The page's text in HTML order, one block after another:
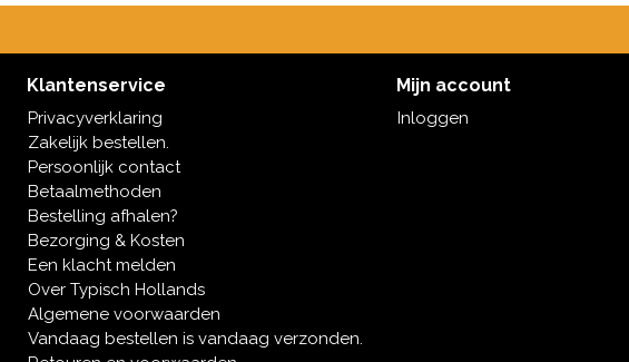
Klantenservice
Privacyverklaring
Zakelijk bestellen.
Persoonlijk contact
Betaalmethoden
Bestelling afhalen?
Bezorging & Kosten
Een klacht melden
Over Typisch Hollands
Algemene voorwaarden
Vandaag bestellen is vandaag verzonden.
Mijn account
Inloggen